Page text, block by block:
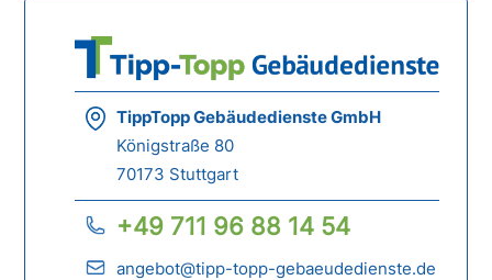
TippTopp Gebäudedienste GmbH
Königstraße 80
70173 Stuttgart
+49 711 96 88 14 54
angebot@tipp-topp-gebaeudedienste.de